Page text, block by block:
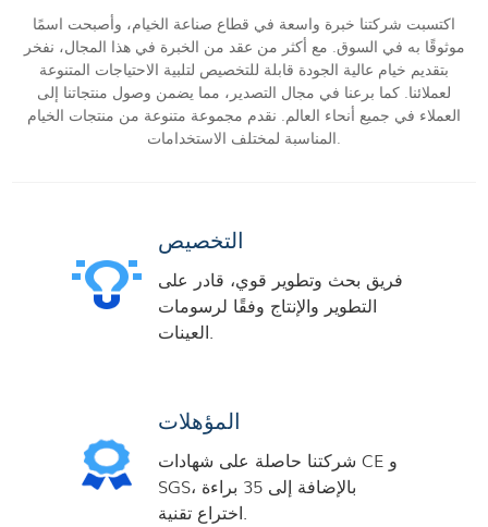
اكتسبت شركتنا خبرة واسعة في قطاع صناعة الخيام، وأصبحت اسمًا
موثوقًا به في السوق. مع أكثر من عقد من الخبرة في هذا المجال، نفخر
بتقديم خيام عالية الجودة قابلة للتخصيص لتلبية الاحتياجات المتنوعة
لعملائنا. كما برعنا في مجال التصدير، مما يضمن وصول منتجاتنا إلى
العملاء في جميع أنحاء العالم. نقدم مجموعة متنوعة من منتجات الخيام
المناسبة لمختلف الاستخدامات.
التخصيص
فريق بحث وتطوير قوي، قادر على
التطوير والإنتاج وفقًا لرسومات
العينات.
المؤهلات
شركتنا حاصلة على شهادات CE و
SGS، بالإضافة إلى 35 براءة
اختراع تقنية.